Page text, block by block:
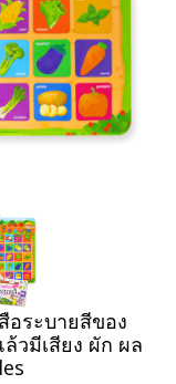
ระบายสีของ
วมีเสียง ผัก ผล